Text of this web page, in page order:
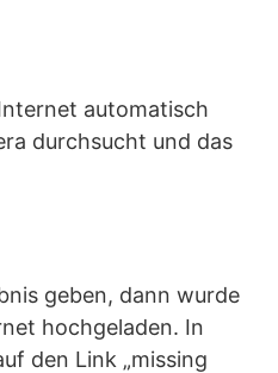
automatisch
durchsucht und das
geben, dann wurde
hochgeladen. In
den Link „missing